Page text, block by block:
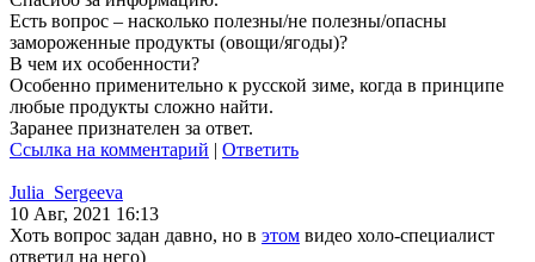
Есть вопрос – насколько полезны/не полезны/опасны
замороженные продукты (овощи/ягоды)?
В чем их особенности?
Особенно применительно к русской зиме, когда в принципе
любые продукты сложно найти.
Заранее признателен за ответ.
Ссылка на комментарий | Ответить
Julia_Sergeeva
10 Авг, 2021 16:13
Хоть вопрос задан давно, но в этом видео холо-специалист
ответил на него)